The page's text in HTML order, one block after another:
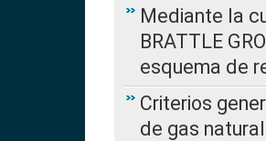
Mediante la
BRATTLE
esquema de
Criterios
de gas